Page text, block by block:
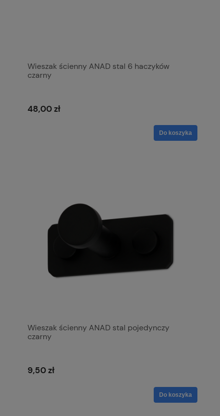
Wieszak ścienny ANAD stal 6 haczyków
czarny
48,00 zł
Do koszyka
Wieszak ścienny ANAD stal pojedynczy
czarny
9,50 zł
Do koszyka